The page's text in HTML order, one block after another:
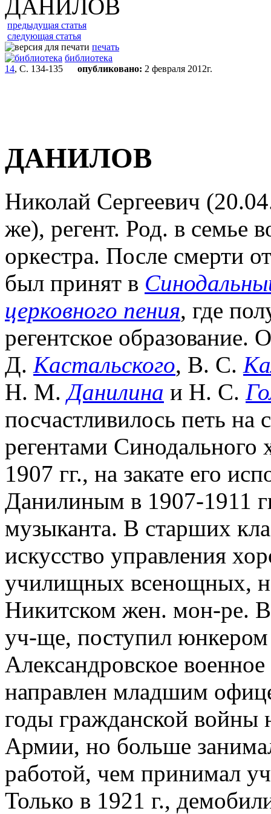
ДАНИЛОВ
предыдущая статья
следующая статья
печать
библиотека
14, С. 134-135 опубликовано: 2 февраля 2012г.
ДАНИЛОВ
Николай Сергеевич
же), регент. Род. в семье
оркестра. После смерти
был принят в
церковного пения, где
регентское
Д. Кастальского, В. С.
Н. М.Данилина и Н. С.
посчастливилось петь на
регентами
1907 гг., на закате его
Данилиным в 1907-1911
музыканта. В старших
искусство управления
училищных всенощных,
Никитском жен. мон-ре.
уч-ще, поступил
Александровское
направлен младшим
годы гражданской войны
Армии, но больше
работой, чем принимал
Только в 1921 г.,